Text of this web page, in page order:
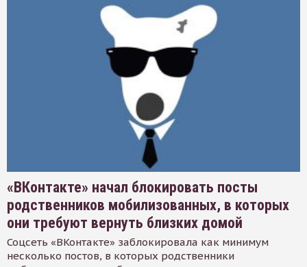
«ВКонтакте» начал блокировать посты
родственников мобилизованных, в которых
они требуют вернуть близких домой
Соцсеть «ВКонтакте» заблокировала как минимум
несколько постов, в которых родственники